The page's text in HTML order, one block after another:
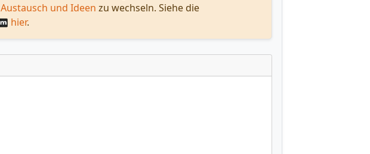
Austausch und Ideen zu wechseln. Siehe die
hier.